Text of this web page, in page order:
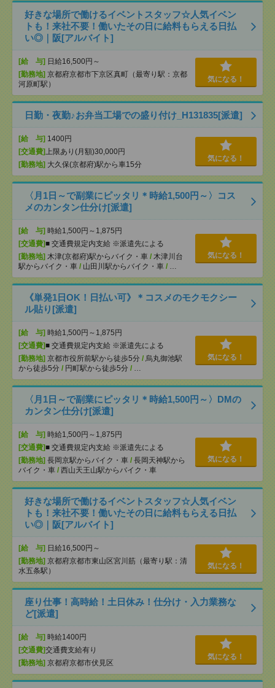
好きな場所で働けるイベントスタッフ☆人気イベン
トも！来社不要！働いたその日に給料もらえる日払
い◎｜阪[アルバイト]
[給 与] 日給16,500円～
[勤務地] 京都府京都市下京区真町（最寄り駅：京都
河原町駅）
気になる！
日勤・夜勤♪お弁当工場での盛り付け_H131835[派遣]
[給 与] 1400円
[交通費] 上限あり(月額)30,000円
[勤務地] 大久保(京都府)駅から車15分
気になる！
〈月1日～で副業にピッタリ＊時給1,500円～〉コス
メのカンタン仕分け[派遣]
[給 与] 時給1,500円～1,875円
[交通費]■ 交通費規定内支給 ※派遣先による
[勤務地] 木津(京都府)駅からバイク・車 / 木津川台
駅からバイク・車 / 山田川駅からバイク・車 / …
気になる！
《単発1日OK！日払い可》＊コスメのモクモクシー
ル貼り[派遣]
[給 与] 時給1,500円～1,875円
[交通費]■ 交通費規定内支給 ※派遣先による
[勤務地] 京都市役所前駅から徒歩5分 / 烏丸御池駅
から徒歩5分 / 円町駅から徒歩5分 / …
気になる！
〈月1日～で副業にピッタリ＊時給1,500円～〉DMの
カンタン仕分け[派遣]
[給 与] 時給1,500円～1,875円
[交通費]■ 交通費規定内支給 ※派遣先による
[勤務地] 長岡京駅からバイク・車 / 長岡天神駅から
バイク・車 / 西山天王山駅からバイク・車
気になる！
好きな場所で働けるイベントスタッフ☆人気イベン
トも！来社不要！働いたその日に給料もらえる日払
い◎｜阪[アルバイト]
[給 与] 日給16,500円～
[勤務地] 京都府京都市東山区宮川筋（最寄り駅：清
水五条駅）
気になる！
座り仕事！高時給！土日休み！仕分け・入力業務な
ど[派遣]
[給 与] 時給1400円
[交通費]交通費支給有り
[勤務地] 京都府京都市伏見区
気になる！